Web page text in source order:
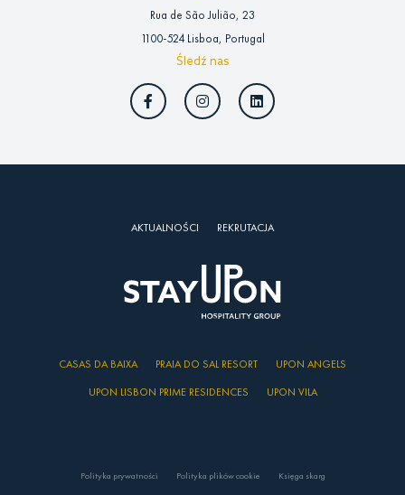
Rua de São Julião, 23
1100-524 Lisboa, Portugal
Śledź nas
AKTUALNOŚCI REKRUTACJA
CASAS DA BAIXA PRAIA DO SAL RESORT
UPON ANGELS
UPON LISBON PRIME RESIDENCES
UPON VILA
Polityka prywatności Polityka plików cookie Księga skarg